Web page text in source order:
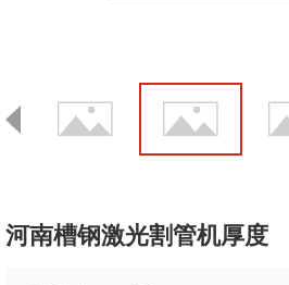
河南槽钢激光割管机厚度